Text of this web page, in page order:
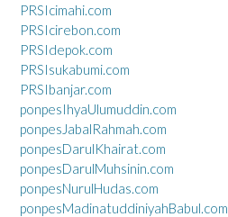
PRSIcimahi.com
PRSIcirebon.com
PRSIdepok.com
PRSIsukabumi.com
PRSIbanjar.com
ponpesIhyaUlumuddin.com
ponpesJabalRahmah.com
ponpesDarulKhairat.com
ponpesDarulMuhsinin.com
ponpesNurulHudas.com
ponpesMadinatuddiniyahBabul.com